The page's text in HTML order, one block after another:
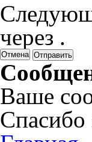
через .
Отмена
Ваше
Спасибо